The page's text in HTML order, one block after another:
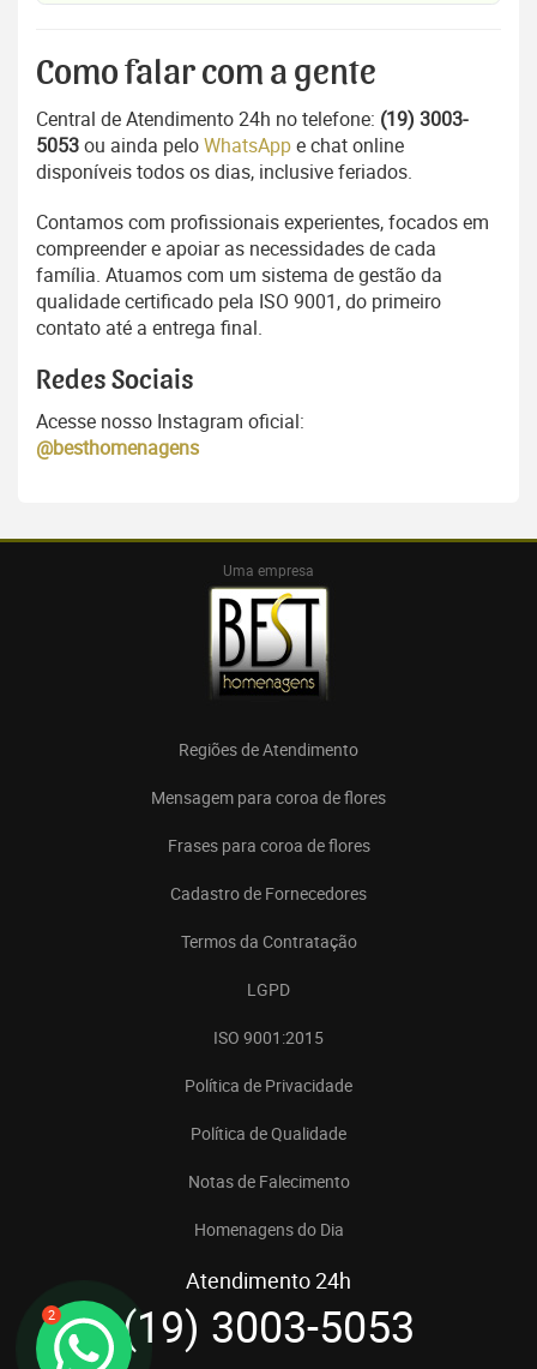
2
Como falar com a gente
Central de Atendimento 24h no telefone: (19) 3003-
5053ou ainda peloWhatsAppe chat online
disponíveis todos os dias, inclusive feriados.
Contamos com profissionais experientes, focados em
compreender e apoiar as necessidades de cada
família. Atuamos com um sistema de gestão da
qualidade certificado pela ISO 9001, do primeiro
contato até a entrega final.
Redes Sociais
Acesse nosso Instagram oficial:
@besthomenagens
Uma empresa
Regiões de Atendimento
Mensagem para coroa de flores
Frases para coroa de flores
Cadastro de Fornecedores
Termos da Contratação
LGPD
ISO 9001:2015
Política de Privacidade
Política de Qualidade
Notas de Falecimento
Homenagens do Dia
Atendimento 24h
(19) 3003-5053